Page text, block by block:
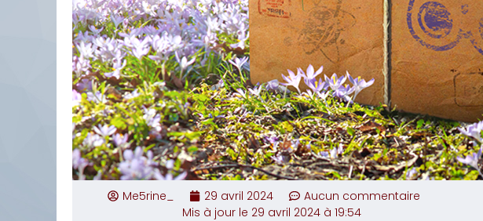
Me5rine_ 29 avril 2024
Aucun commentaire
Mis à jour le 29 avril 2024 à 19:54